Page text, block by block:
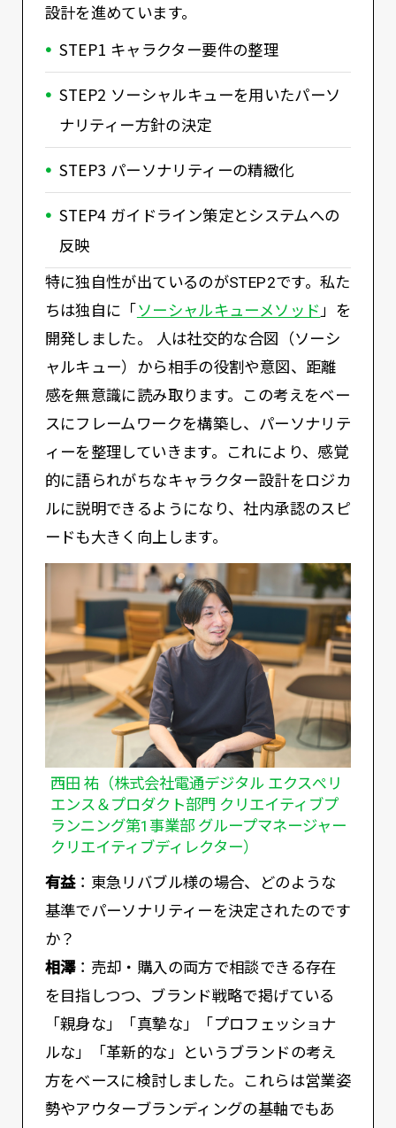
設計を進めています。
STEP1 キャラクター要件の整理
STEP2 ソーシャルキューを用いたパーソ
ナリティー方針の決定
STEP3 パーソナリティーの精緻化
STEP4 ガイドライン策定とシステムへの
反映
特に独自性が出ているのがSTEP2です。私た
ちは独自に「 ソーシャルキューメソッド」を
開発しました。 人は社交的な合図（ソーシ
ャルキュー）から相手の役割や意図、距離
感を無意識に読み取ります。この考えをベー
スにフレームワークを構築し、パーソナリテ
ィーを整理していきます。これにより、感覚
的に語られがちなキャラクター設計をロジカ
ルに説明できるようになり、社内承認のスピ
ードも大きく向上します。
西田 祐（株式会社電通デジタル エクスぺリ
エンス＆プロダクト部門 クリエイティブプ
ランニング第1事業部 グループマネージャー
クリエイティブディレクター）
有益：東急リバブル様の場合、どのような
基準でパーソナリティーを決定されたのです
か？
相澤：売却・購入の両方で相談できる存在
を目指しつつ、ブランド戦略で掲げている
「親身な」「真摯な」「プロフェッショナ
ルな」「革新的な」というブランドの考え
方をベースに検討しました。これらは営業姿
勢やアウターブランディングの基軸でもあ